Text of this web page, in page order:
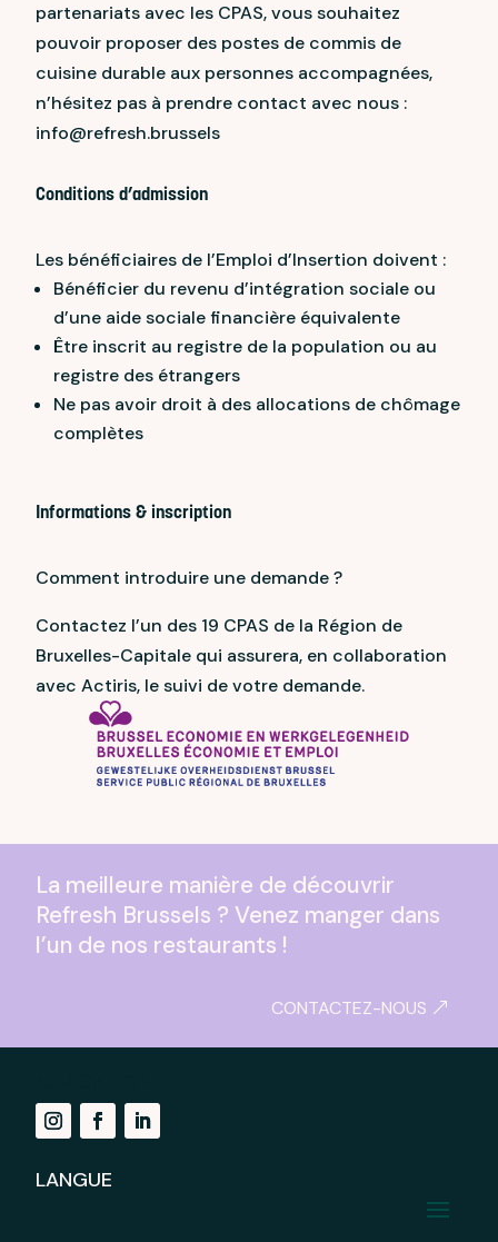
partenariats avec les CPAS, vous souhaitez
pouvoir proposer des postes de commis de
cuisine durable aux personnes accompagnées,
n’hésitez pas à prendre contact avec nous :
info@refresh.brussels
Conditions d’admission
Les bénéficiaires de l’Emploi d’Insertion doivent :
Bénéficier du revenu d’intégration sociale ou
d’une aide sociale financière équivalente
Être inscrit au registre de la population ou au
registre des étrangers
Ne pas avoir droit à des allocations de chômage
complètes
Informations & inscription
Comment introduire une demande ?
Contactez l’un des 19 CPAS de la Région de
Bruxelles-Capitale qui assurera, en collaboration
avec Actiris, le suivi de votre demande.
La meilleure manière de découvrir
Refresh Brussels ? Venez manger dans
l’un de nos restaurants !
CONTACTEZ-NOUS
LANGUE